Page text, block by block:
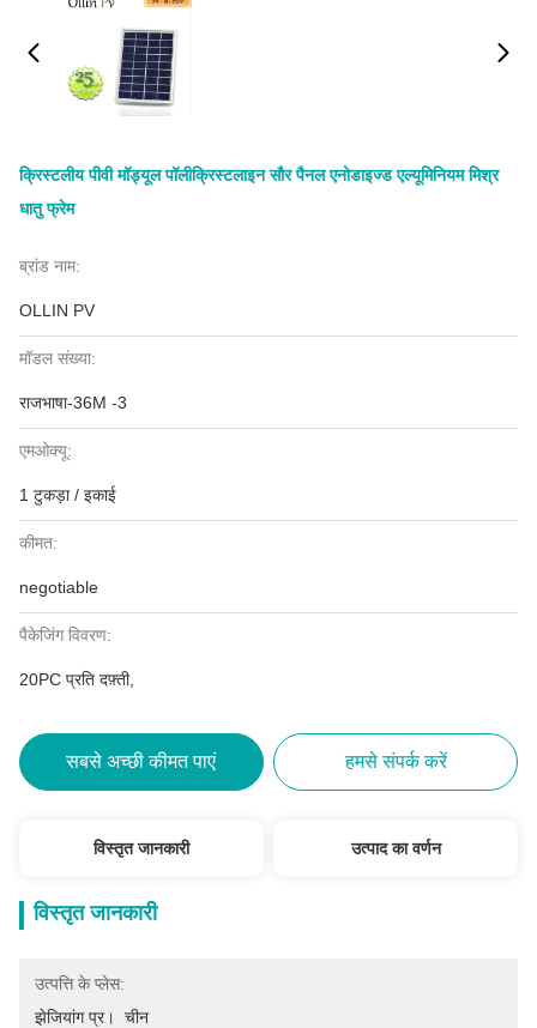
क्रिस्टलीय पीवी मॉड्यूल पॉलीक्रिस्टलाइन सौर पैनल एनोडाइज्ड एल्यूमिनियम मिश्र
धातु फ्रेम
ब्रांड नाम:
OLLIN PV
मॉडल संख्या:
राजभाषा-36M -3
एमओक्यू:
1 टुकड़ा / इकाई
कीमत:
negotiable
पैकेजिंग विवरण:
20PC प्रति दफ़्ती,
सबसे अच्छी कीमत पाएं हमसे संपर्क करें
विस्तृत जानकारी उत्पाद का वर्णन
विस्तृत जानकारी
उत्पत्ति के प्लेस:
झेजियांग प्र।  चीन